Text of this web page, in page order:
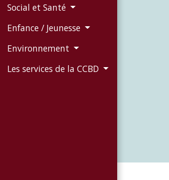
Social et Santé
Enfance / Jeunesse
Environnement
Les services de la CCBD